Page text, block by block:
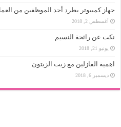
جهاز كمبيوتر يطرد أحد الموظفين من
أغسطس 2, 2018
نكت عن رائحة النسيم
يونيو 21, 2018
اهمية الفازلين مع زيت الزيتون
ديسمبر 6, 2018